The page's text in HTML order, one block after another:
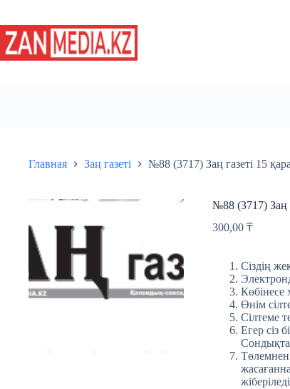
сути
Главная Заң газеті №88 (3717) Заң газеті 15
№88 (3717) Заң
300,00 ₸
Сіздің
Көбінесе
Өнім
Сілтеме
Егер сіз
Төлемнен